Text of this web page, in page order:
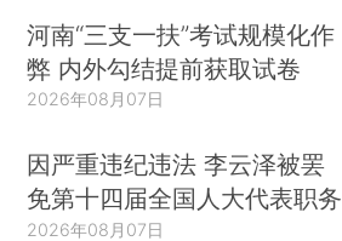
河南“三支一扶”考试规模化作
弊 内外勾结提前获取试卷
2026年08月07日
因严重违纪违法 李云泽被罢
免第十四届全国人大代表职务
2026年08月07日